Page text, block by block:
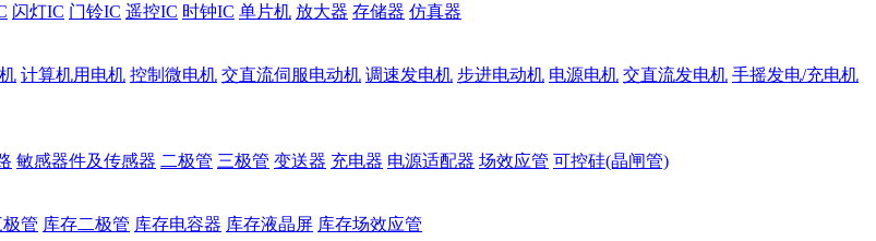
闪灯IC 门铃IC 遥控IC 时钟IC 单片机 放大器 存储器 仿真器
计算机用电机 控制微电机 交直流伺服电动机 调速发电机 步进电动机 电源电机 交直流发电机 手摇发电/充电机
敏感器件及传感器 二极管 三极管 变送器 充电器 电源适配器 场效应管 可控硅(晶闸管)
极管 库存二极管 库存电容器 库存液晶屏 库存场效应管